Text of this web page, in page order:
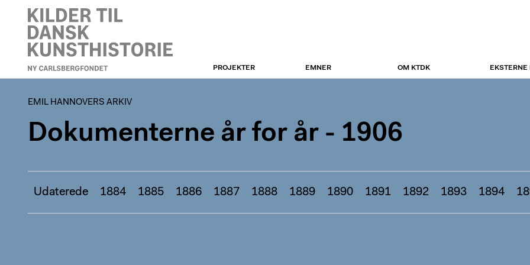
EMIL HANNOVERS ARKIV
PROJEKTER EMNER OM KTDK EKSTERNE
EMIL HANNOVERS ARKIV
Dokumenterne år for år - 1906
Udaterede 1884 1885 1886 1887 1888 1889 1890 1891 1892 1893 1894